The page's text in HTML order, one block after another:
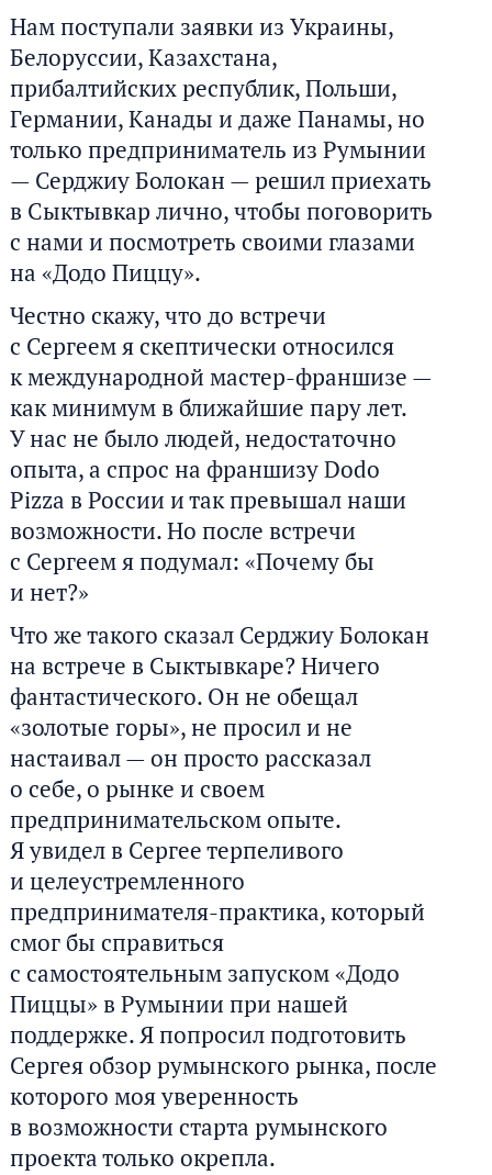
Нам поступали заявки из Украины,
Белоруссии, Казахстана,
прибалтийских республик, Польши,
Германии, Канады и даже Панамы, но
только предприниматель из Румынии
— Серджиу Болокан — решил приехать
в Сыктывкар лично, чтобы поговорить
с нами и посмотреть своими глазами
на «Додо Пиццу».
Честно скажу, что до встречи
с Сергеем я скептически относился
к международной мастер-франшизе —
как минимум в ближайшие пару лет.
У нас не было людей, недостаточно
опыта, а спрос на франшизу Dodo
Pizza в России и так превышал наши
возможности. Но после встречи
с Сергеем я подумал: «Почему бы
и нет?»
Что же такого сказал Серджиу Болокан
на встрече в Сыктывкаре? Ничего
фантастического. Он не обещал
«золотые горы», не просил и не
настаивал — он просто рассказал
о себе, о рынке и своем
предпринимательском опыте.
Я увидел в Сергее терпеливого
и целеустремленного
предпринимателя-практика, который
смог бы справиться
с самостоятельным запуском «Додо
Пиццы» в Румынии при нашей
поддержке. Я попросил подготовить
Сергея обзор румынского рынка, после
которого моя уверенность
в возможности старта румынского
проекта только окрепла.